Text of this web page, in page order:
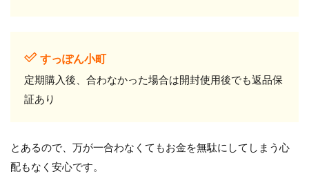
すっぽん小町
定期購入後、合わなかった場合は開封使用後でも返品保
証あり
とあるので、万が一合わなくてもお金を無駄にしてしまう心
配もなく安心です。